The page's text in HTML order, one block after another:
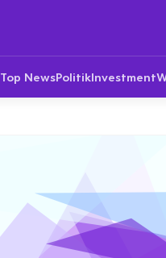
Top NewsPolitikInvestment